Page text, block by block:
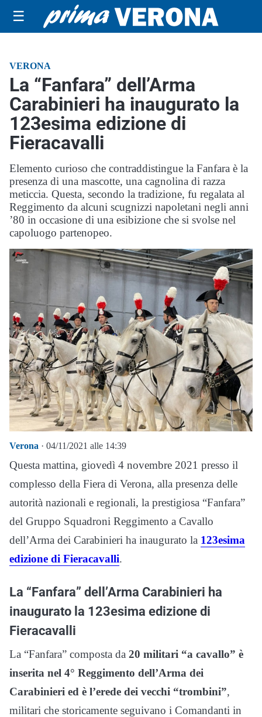
☰
VERONA
La “Fanfara” dell’Arma
Carabinieri ha inaugurato la
123esima edizione di
Fieracavalli
Elemento curioso che contraddistingue la Fanfara è la
presenza di una mascotte, una cagnolina di razza
meticcia. Questa, secondo la tradizione, fu regalata al
Reggimento da alcuni scugnizzi napoletani negli anni
’80 in occasione di una esibizione che si svolse nel
capoluogo partenopeo.
Verona · 04/11/2021 alle 14:39
Questa mattina, giovedì 4 novembre 2021 presso il
complesso della Fiera di Verona, alla presenza delle
autorità nazionali e regionali, la prestigiosa “Fanfara”
del Gruppo Squadroni Reggimento a Cavallo
dell’Arma dei Carabinieri ha inaugurato la 123esima
edizione di Fieracavalli.
La “Fanfara” dell’Arma Carabinieri ha
inaugurato la 123esima edizione di
Fieracavalli
La “Fanfara” composta da 20 militari “a cavallo” è
inserita nel 4° Reggimento dell’Arma dei
Carabinieri ed è l’erede dei vecchi “trombini”,
militari che storicamente seguivano i Comandanti in